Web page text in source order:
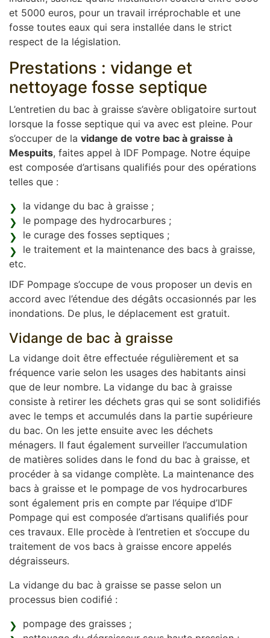
et 5000 euros, pour un travail irréprochable et une
fosse toutes eaux qui sera installée dans le strict
respect de la législation.
Prestations : vidange et
nettoyage fosse septique
L’entretien du bac à graisse s’avère obligatoire surtout
lorsque la fosse septique qui va avec est pleine. Pour
s’occuper de la vidange de votre bac à graisse à
Mespuits, faites appel à IDF Pompage. Notre équipe
est composée d’artisans qualifiés pour des opérations
telles que :
la vidange du bac à graisse ;
le pompage des hydrocarbures ;
le curage des fosses septiques ;
le traitement et la maintenance des bacs à graisse,
etc.
IDF Pompage s’occupe de vous proposer un devis en
accord avec l’étendue des dégâts occasionnés par les
inondations. De plus, le déplacement est gratuit.
Vidange de bac à graisse
La vidange doit être effectuée régulièrement et sa
fréquence varie selon les usages des habitants ainsi
que de leur nombre. La vidange du bac à graisse
consiste à retirer les déchets gras qui se sont solidifiés
avec le temps et accumulés dans la partie supérieure
du bac. On les jette ensuite avec les déchets
ménagers. Il faut également surveiller l’accumulation
de matières solides dans le fond du bac à graisse, et
procéder à sa vidange complète. La maintenance des
bacs à graisse et le pompage de vos hydrocarbures
sont également pris en compte par l’équipe d’IDF
Pompage qui est composée d’artisans qualifiés pour
ces travaux. Elle procède à l’entretien et s’occupe du
traitement de vos bacs à graisse encore appelés
dégraisseurs.
La vidange du bac à graisse se passe selon un
processus bien codifié :
pompage des graisses ;